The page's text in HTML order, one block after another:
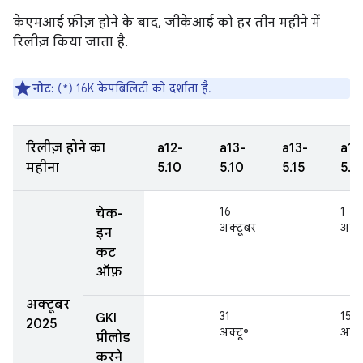
केएमआई फ़्रीज़ होने के बाद, जीकेआई को हर तीन महीने में
रिलीज़ किया जाता है.
नोट: (*) 16K केपबिलिटी को दर्शाता है.
रिलीज़ होने का
महीना
a12-
5.10
a13-
5.10
a13-
5.15
5.15
अक्टूबर
2025
चेक-
इन
कट
ऑफ़
16
अक्टूबर
1
GKI
प्रीलोड
करने
31
अक्टू॰
15